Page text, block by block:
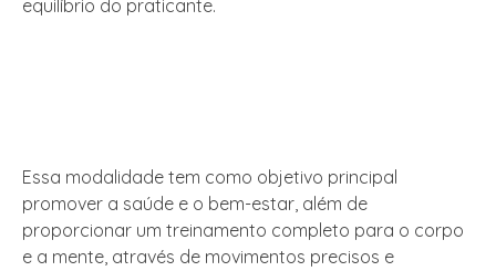
equilíbrio do praticante.
Essa modalidade tem como objetivo principal
promover a saúde e o bem-estar, além de
proporcionar um treinamento completo para o corpo
e a mente, através de movimentos precisos e